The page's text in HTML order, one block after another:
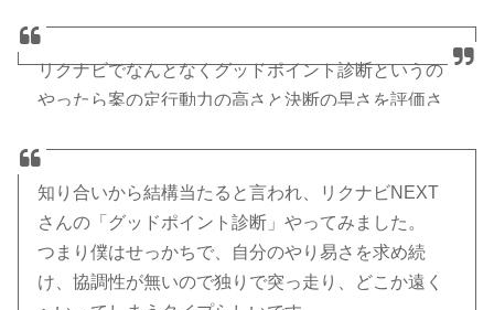
— ちはる＊ハイ貝社会人 (@harun0129)
29日
リクナビでなんとなくグッドポイント診断というの
やったら案の定行動力の高さと決断の早さを評価さ
「なぜ自分は決断が早めなのか」を非常にわかりや
すく説明してくれていてよかったです。
pic.twitter.com/9kZZun4ZAv
— クオンタム@2290 (@Quantum44_NJ)2016年11
月25日
知り合いから結構当たると言われ、リクナビNEXT
さんの「グッドポイント診断」やってみました。
つまり僕はせっかちで、自分のやり易さを求め続
け、協調性が無いので独りで突っ走り、どこか遠く